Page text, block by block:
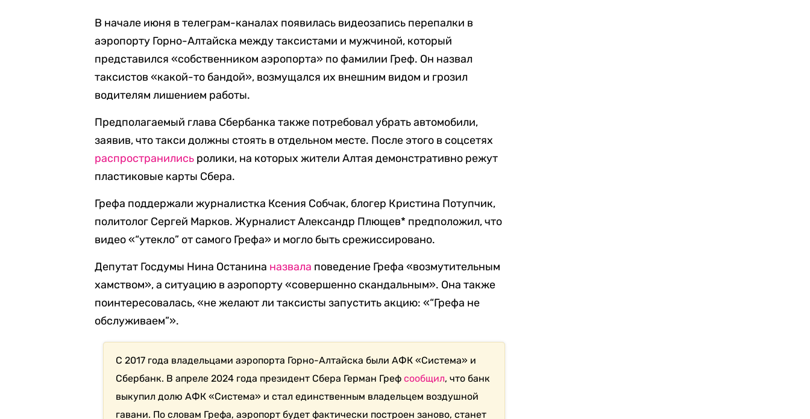
В начале июня в телеграм-каналах появилась видеозапись перепалки в
аэропорту Горно-Алтайска между таксистами и мужчиной, который
представился «собственником аэропорта» по фамилии Греф. Он назвал
таксистов «какой-то бандой», возмущался их внешним видом и грозил
водителям лишением работы.
Предполагаемый глава Сбербанка также потребовал убрать автомобили,
заявив, что такси должны стоять в отдельном месте. После этого в соцсетях
распространились ролики, на которых жители Алтая демонстративно режут
пластиковые карты Сбера.
Грефа поддержали журналистка Ксения Собчак, блогер Кристина Потупчик,
политолог Сергей Марков. Журналист Александр Плющев* предположил, что
видео «“утекло” от самого Грефа» и могло быть срежиссировано.
Депутат Госдумы Нина Останина назвала поведение Грефа «возмутительным
хамством», а ситуацию в аэропорту «совершенно скандальным». Она также
поинтересовалась, «не желают ли таксисты запустить акцию: «“Грефа не
обслуживаем”».
С 2017 года владельцами аэропорта Горно-Алтайска были АФК «Система» и
Сбербанк. В апреле 2024 года президент Сбера Герман Грефсообщил, что банк
выкупил долю АФК «Система» и стал единственным владельцем воздушной
гавани. По словам Грефа, аэропорт будет фактически построен заново, станет